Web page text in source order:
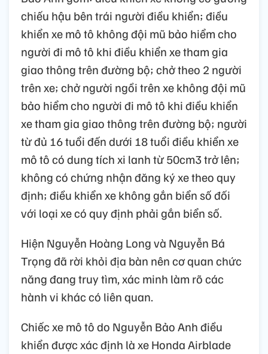
chiếu hậu bên trái người điều khiển; điều
khiển xe mô tô không đội mũ bảo hiểm cho
người đi mô tô khi điều khiển xe tham gia
giao thông trên đường bộ; chở theo 2 người
trên xe; chở người ngồi trên xe không đội mũ
bảo hiểm cho người đi mô tô khi điều khiển
xe tham gia giao thông trên đường bộ; người
từ đủ 16 tuổi đến dưới 18 tuổi điều khiển xe
mô tô có dung tích xi lanh từ 50cm3 trở lên;
không có chứng nhận đăng ký xe theo quy
định; điều khiển xe không gắn biển số đối
với loại xe có quy định phải gắn biển số.
Hiện Nguyễn Hoàng Long và Nguyễn Bá
Trọng đã rời khỏi địa bàn nên cơ quan chức
năng đang truy tìm, xác minh làm rõ các
hành vi khác có liên quan.
Chiếc xe mô tô do Nguyễn Bảo Anh điều
khiển được xác định là xe Honda Airblade